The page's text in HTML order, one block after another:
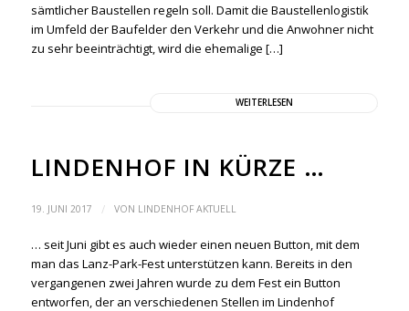
sämtlicher Baustellen regeln soll. Damit die Baustellenlogistik
im Umfeld der Baufelder den Verkehr und die Anwohner nicht
zu sehr beeinträchtigt, wird die ehemalige […]
WEITERLESEN
LINDENHOF IN KÜRZE …
19. JUNI 2017 / VON LINDENHOF AKTUELL
… seit Juni gibt es auch wieder einen neuen Button, mit dem
man das Lanz-Park-Fest unterstützen kann. Bereits in den
vergangenen zwei Jahren wurde zu dem Fest ein Button
entworfen, der an verschiedenen Stellen im Lindenhof